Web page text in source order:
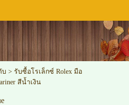
บ > รับซื้อโรเล็กซ์ Rolex มือ
สีน้ำเงิน